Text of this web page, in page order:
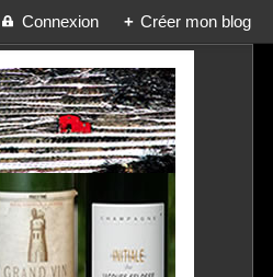
Connexion + Créer mon blog